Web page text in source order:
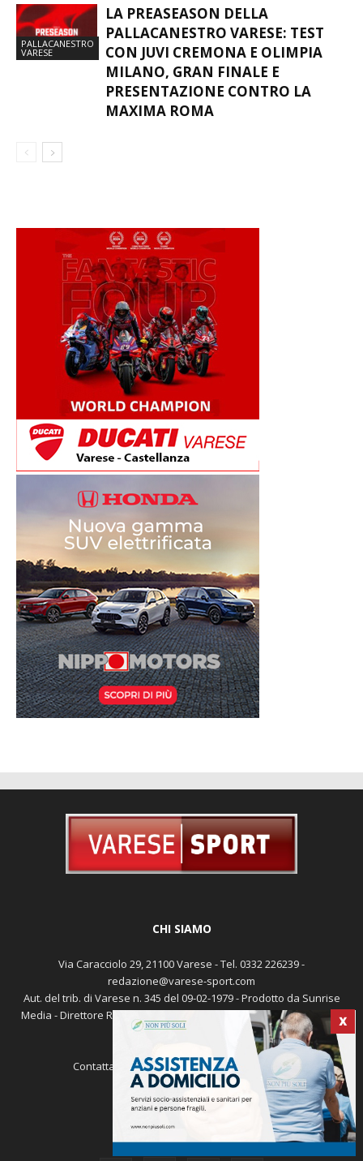
PALLACANESTRO
VARESE
LA PREASEASON DELLA
PALLACANESTRO VARESE: TEST
CON JUVI CREMONA E OLIMPIA
MILANO, GRAN FINALE E
PRESENTAZIONE CONTRO LA
MAXIMA ROMA
X
CHI SIAMO
Via Caracciolo 29, 21100 Varese - Tel. 0332 226239 -
redazione@varese-sport.com
Aut. del trib. di Varese n. 345 del 09-02-1979 - Prodotto da Sunrise
Media - Direttore Responsabile: Michele Marocco -Cookie policy
Pubblicità
Contattaci: redazione@varese-sport.com
SEGUICI